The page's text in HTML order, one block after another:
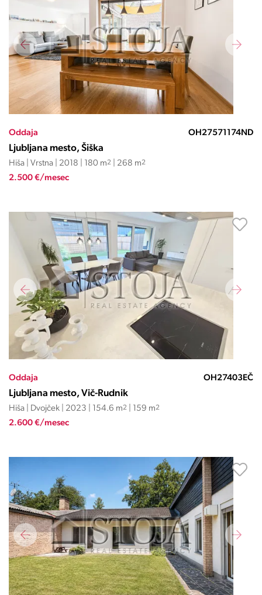
Oddaja OH27571174ND
Ljubljana mesto, Šiška
Hiša | Vrstna | 2018 | 180 m2 | 268 m2
2.500 €/mesec
Oddaja OH27403EČ
Ljubljana mesto, Vič-Rudnik
Hiša | Dvojček | 2023 | 154.6 m2 | 159 m2
2.600 €/mesec